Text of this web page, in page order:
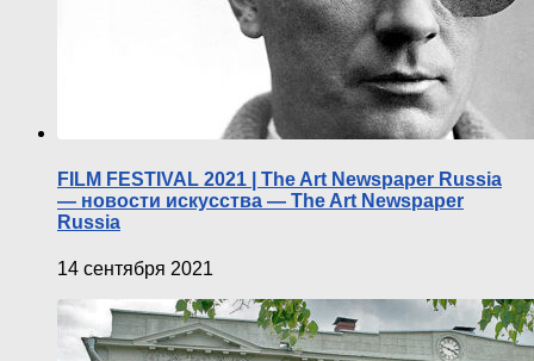
FILM FESTIVAL 2021 | The Art Newspaper Russia
— новости искусства — The Art Newspaper
Russia
14 сентября 2021